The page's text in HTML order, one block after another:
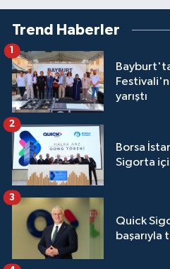
Trend Haberler
yarıştı
1
Borsa
Sigorta
2
Quick
başarıyla
3